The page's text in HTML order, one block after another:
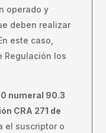
operado y
deben realizar
este caso,
Regulación los
numeral 90.3
CRA 271 de
el suscriptor o